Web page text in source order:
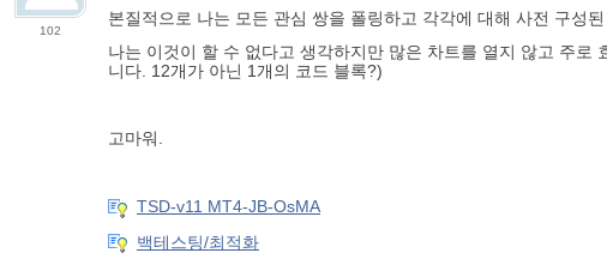
102
본질적으로 나는 모든 관심 쌍을 폴링하고 각각에 대해 사전 구성
나는 이것이 할 수 없다고 생각하지만 많은 차트를 열지 않고 주
니다. 12개가 아닌 1개의 코드 블록?)
고마워.
TSD-v11 MT4-JB-OsMA
백테스팅/최적화